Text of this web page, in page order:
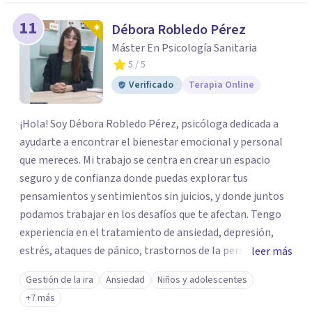
11 Débora Robledo Pérez
Máster En Psicología Sanitaria
5 / 5
Verificado
Terapia Online
¡Hola! Soy Débora Robledo Pérez, psicóloga dedicada a
ayudarte a encontrar el bienestar emocional y personal
que mereces. Mi trabajo se centra en crear un espacio
seguro y de confianza donde puedas explorar tus
pensamientos y sentimientos sin juicios, y donde juntos
podamos trabajar en los desafíos que te afectan. Tengo
experiencia en el tratamiento de ansiedad, depresión,
estrés, ataques de pánico, trastornos de la personalidad y
el trastorno obsesivo-compulsivo (TOC). Mi enfoque
terapéutico se adapta a tus necesidades específicas,
utilizando herramientas y técnicas que te ayuden a
leer más
Gestión de la ira Ansiedad
Niños y adolescentes
+7 más